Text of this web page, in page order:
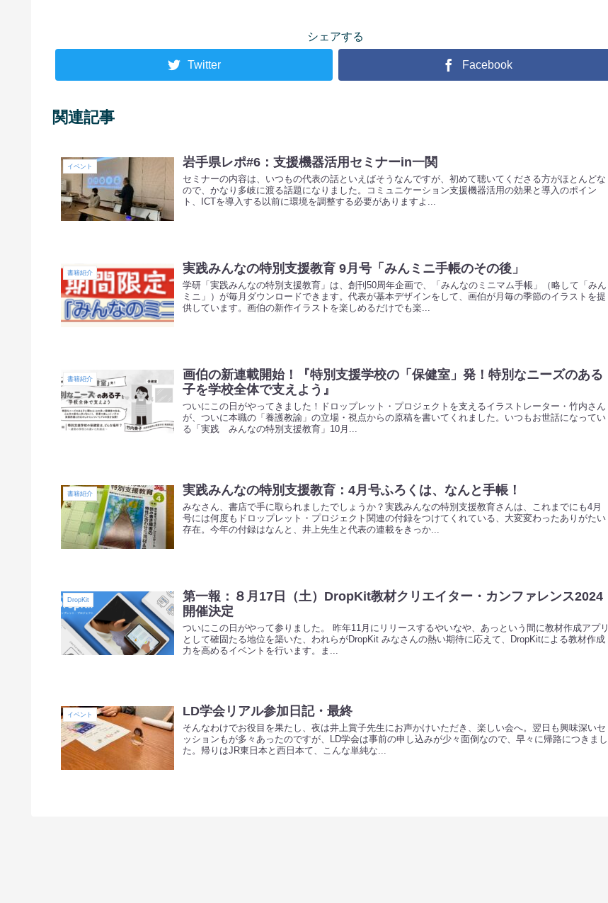
シェアする
Twitter Facebook
関連記事
イベント 岩手県レポ#6：支援機器活用セミナーin一関
セミナーの内容は、いつもの代表の話といえばそうなんですが、初めて聴いてくださる方がほとんどな
ので、かなり多岐に渡る話題になりました。コミュニケーション支援機器活用の効果と導入のポイン
ト、ICTを導入する以前に環境を調整する必要がありますよ...
書籍紹介 実践みんなの特別支援教育 9月号「みんミニ手帳のその後」
学研「実践みんなの特別支援教育」は、創刊50周年企画で、「みんなのミニマム手帳」（略して「みん
ミニ」）が毎月ダウンロードできます。代表が基本デザインをして、画伯が月毎の季節のイラストを提
供しています。画伯の新作イラストを楽しめるだけでも楽...
書籍紹介
画伯の新連載開始！『特別支援学校の「保健室」発！特別なニーズのある
子を学校全体で支えよう』
ついにこの日がやってきました！ドロップレット・プロジェクトを支えるイラストレーター・竹内さん
が、ついに本職の「養護教諭」の立場・視点からの原稿を書いてくれました。いつもお世話になってい
る「実践 みんなの特別支援教育」10月...
書籍紹介 実践みんなの特別支援教育：4月号ふろくは、なんと手帳！
みなさん、書店で手に取られましたでしょうか？実践みんなの特別支援教育さんは、これまでにも4月
号には何度もドロップレット・プロジェクト関連の付録をつけてくれている、大変変わったありがたい
存在。今年の付録はなんと、井上先生と代表の連載をきっか...
DropKit
第一報：８月17日（土）DropKit教材クリエイター・カンファレンス2024
開催決定
ついにこの日がやって参りました。 昨年11月にリリースするやいなや、あっという間に教材作成アプリ
として確固たる地位を築いた、われらがDropKit みなさんの熱い期待に応えて、DropKitによる教材作成
力を高めるイベントを行います。ま...
イベント LD学会リアル参加日記・最終
そんなわけでお役目を果たし、夜は井上賞子先生にお声かけいただき、楽しい会へ。翌日も興味深いセ
ッションもが多々あったのですが、LD学会は事前の申し込みが少々面倒なので、早々に帰路につきまし
た。帰りはJR東日本と西日本て、こんな単純な...